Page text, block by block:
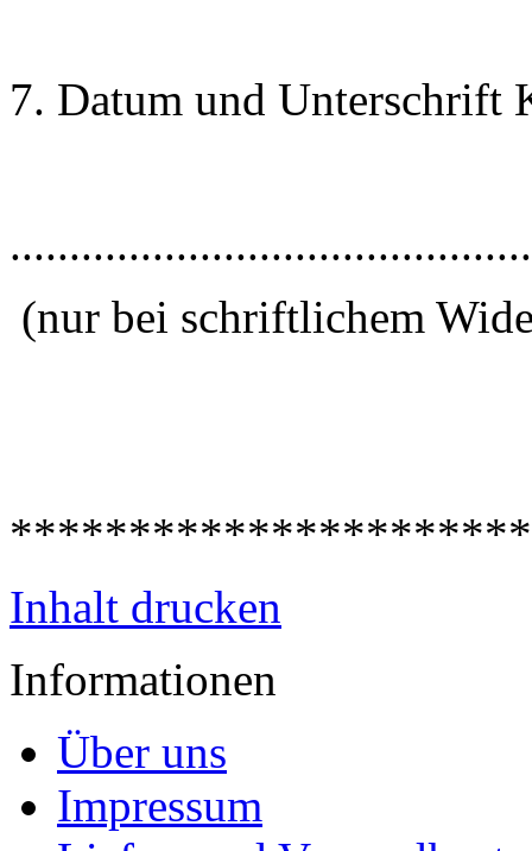
7. Datum und Unterschrift
(nur bei schriftlichem
Inhalt drucken
Informationen
Über uns
Impressum